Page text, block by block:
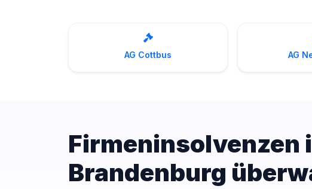
AG Cottbus AG
Firmeninsolvenzen
Brandenburg